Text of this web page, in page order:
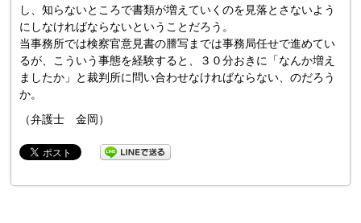
し、知らないところで書類が増えていくのを見落とさないよう
にしなければならないということだろう。
当事務所では検察官意見書の謄写までは事務局任せで進めてい
るが、こういう事態を経験すると、３０分おきに「なんか増え
ましたか」と裁判所に問い合わせなければならない、のだろう
か。
（弁護士 金岡）